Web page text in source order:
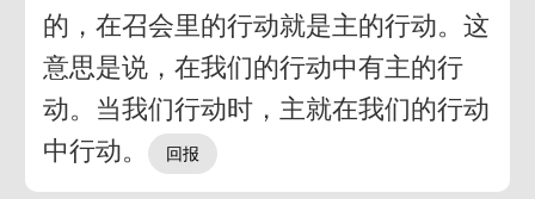
的，在召会里的行动就是主的行动。这
意思是说，在我们的行动中有主的行
动。当我们行动时，主就在我们的行动
中行动。